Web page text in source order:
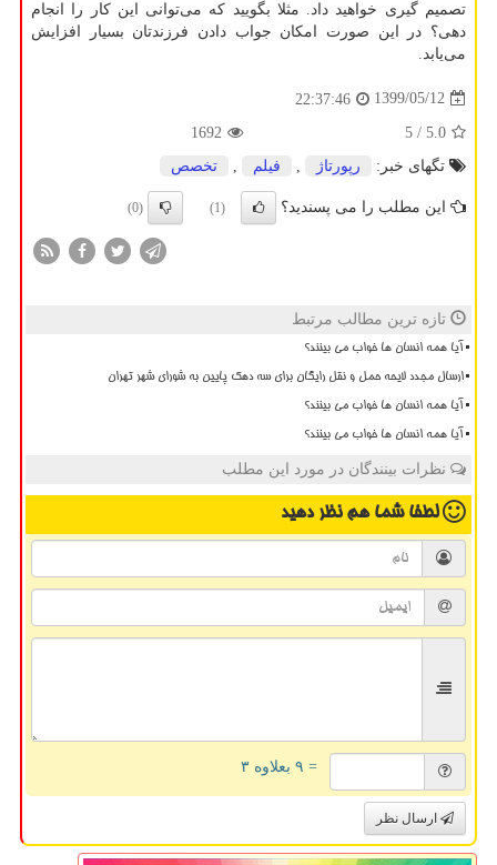
تصمیم گیری خواهید داد. مثلا بگویید که می‌توانی این کار را انجام
دهی؟ در این صورت امکان جواب دادن فرزندتان بسیار افزایش
می‌یابد.
1399/05/12
22:37:46
5.0
/ 5
1692
تگهای خبر:
رپورتاژ فیلم تخصص
این مطلب را می پسندید؟ (1)
(0)
تازه ترین مطالب مرتبط
آیا همه انسان ها خواب می بینند؟
ارسال مجدد لایحه حمل و نقل رایگان برای سه دهک پایین به شورای شهر تهران
آیا همه انسان ها خواب می بینند؟
آیا همه انسان ها خواب می بینند؟
نظرات بینندگان در مورد این مطلب
لطفا شما همنظر دهید
= ۹ بعلاوه ۳
ارسال نظر